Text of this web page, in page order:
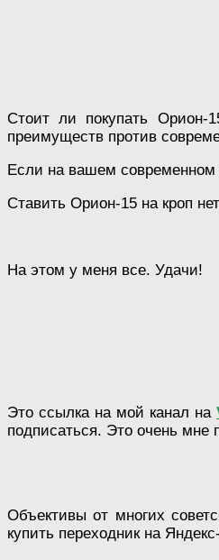
Стоит ли покупать Орион-
преимуществ против
Если на вашем современном
Ставить Орион-15 на кроп
На этом у меня все. Удачи!
Это ссылка на мой канал на
подписаться. Это очень мне
Объективы от многих
купить переходник на